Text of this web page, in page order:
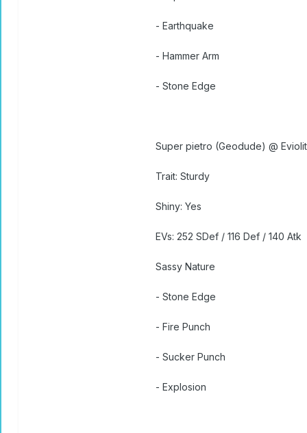
- Earthquake
- Hammer Arm
- Stone Edge
Super pietro (Geodude) @
Trait: Sturdy
Shiny: Yes
EVs: 252 SDef / 116 Def / 140 Atk
Sassy Nature
- Stone Edge
- Fire Punch
- Sucker Punch
- Explosion